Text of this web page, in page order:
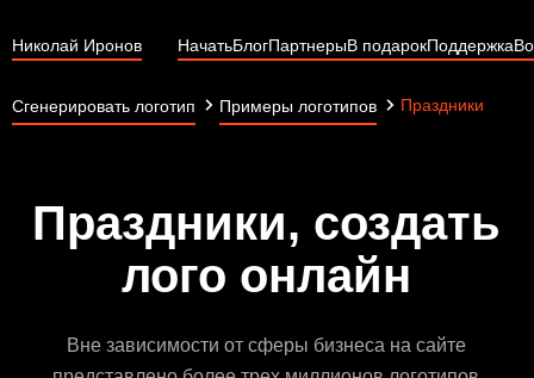
Николай Иронов НачатьБлогПартнерыВ подарокПоддержка
Сгенерировать логотип Примеры логотипов Праздники
Праздники, создать
лого онлайн
Вне зависимости от сферы бизнеса на сайте